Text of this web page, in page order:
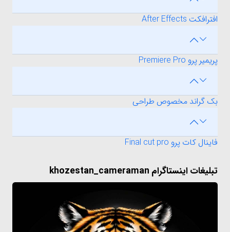
افترافکت After Effects
پریمیر پرو Premiere Pro
بک گراند مخصوص طراحی
فاینال کات پرو Final cut pro
تبلیغات اینستاگرام khozestan_cameraman